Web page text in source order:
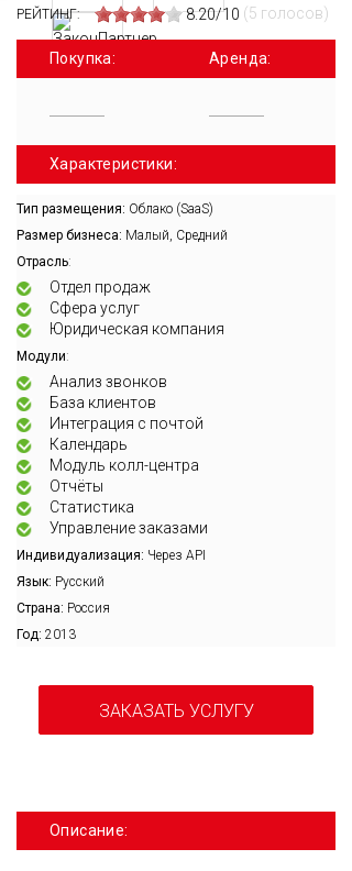
РЕЙТИНГ: 8.20/10 (5 голосов)
Покупка: Аренда:
Характеристики:
Тип размещения: Облако (SaaS)
Размер бизнеса: Малый, Средний
Отрасль:
Отдел продаж
Сфера услуг
Юридическая компания
Модули:
Анализ звонков
База клиентов
Интеграция с почтой
Календарь
Модуль колл-центра
Отчёты
Статистика
Управление заказами
Индивидуализация: Через API
Язык: Русский
Страна: Россия
Год: 2013
ЗАКАЗАТЬ УСЛУГУ
Описание: